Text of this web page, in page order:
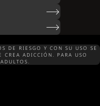
DE RIESGO Y CON SU USO SE
CREA ADICCIÓN. PARA USO